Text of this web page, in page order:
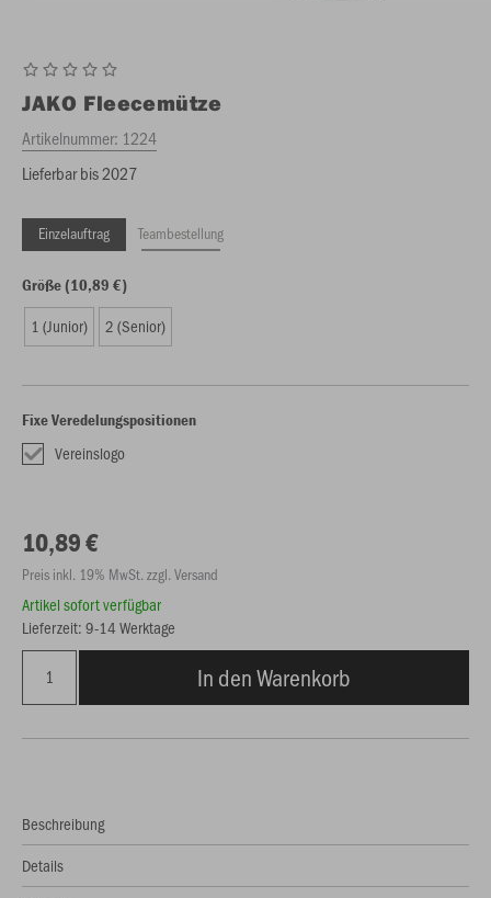
JAKO Fleecemütze
Artikelnummer: 1224
Lieferbar bis 2027
Einzelauftrag Teambestellung
Größe (10,89 €)
1 (Junior) 2 (Senior)
Fixe Veredelungspositionen
Vereinslogo
10,89 €
Preis inkl. 19% MwSt. zzgl. Versand
Artikel sofort verfügbar
Lieferzeit: 9-14 Werktage
In den Warenkorb
Beschreibung
Details